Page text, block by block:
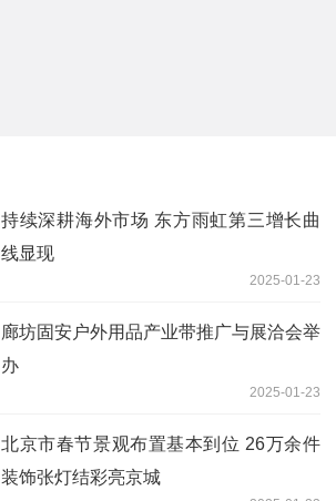
持续深耕海外市场 东方雨虹第三增长曲
线显现
2025-01-23
廊坊固安户外用品产业带推广与展洽会举
办
2025-01-23
北京市春节景观布置基本到位 26万余件
装饰张灯结彩亮京城